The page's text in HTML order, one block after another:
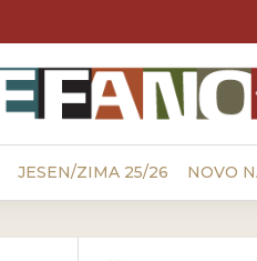
JESEN/ZIMA 25/26 NOVO